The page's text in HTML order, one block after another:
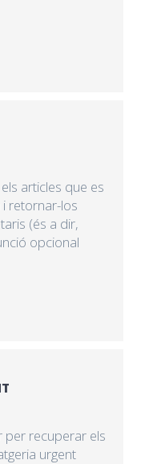
articles que es
retornar-los
(és a dir,
opcional
recuperar els
urgent